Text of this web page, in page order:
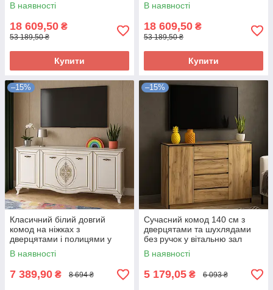
В наявності
18 609,50 ₴
53 189,50 ₴
Купити
В наявності
18 609,50 ₴
53 189,50 ₴
Купити
–15%
Класичний білий довгий
комод на ніжках з
дверцятами і полицями у
вітальню Мілан Мебель
Сервіс 182 см
В наявності
7 389,90 ₴ 8 694 ₴
–15%
Сучасний комод 140 см з
дверцятами та шухлядами
без ручок у вітальню зал
Бруклін Мебель Сервіс дуб
крафт золотий
В наявності
5 179,05 ₴ 6 093 ₴